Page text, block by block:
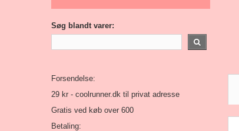
Søg blandt varer:
Forsendelse:
29 kr - coolrunner.dk til privat adresse
Gratis ved køb over 600
Betaling: